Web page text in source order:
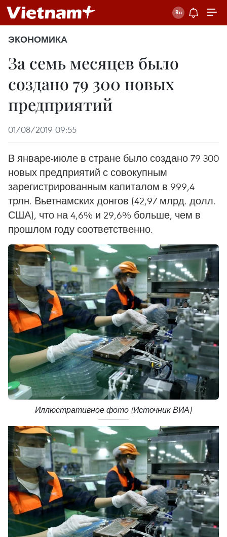
ЭКОНОМИКА
За семь месяцев было
создано 79 300 новых
предприятий
01/08/2019 09:55
В январе-июле в стране было создано 79 300
новых предприятий с совокупным
зарегистрированным капиталом в 999,4
трлн. Вьетнамских донгов (42,97 млрд. долл.
США), что на 4,6% и 29,6% больше, чем в
прошлом году соответственно.
Иллюстративное фото (Источник ВИА)